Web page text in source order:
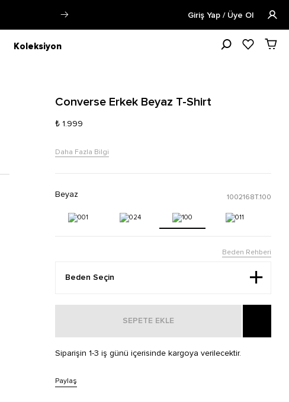
Siparişin 1-3 iş günü içerisinde
Giriş Yap / Üye Ol
Koleksiyon
Converse Erkek Beyaz T-Shirt
₺ 1.999
Daha Fazla Bilgi
Beyaz 1002168T.100
Beden Rehberi
SEPETE EKLE
Siparişin 1-3 iş günü içerisinde kargoya verilecektir.
Paylaş